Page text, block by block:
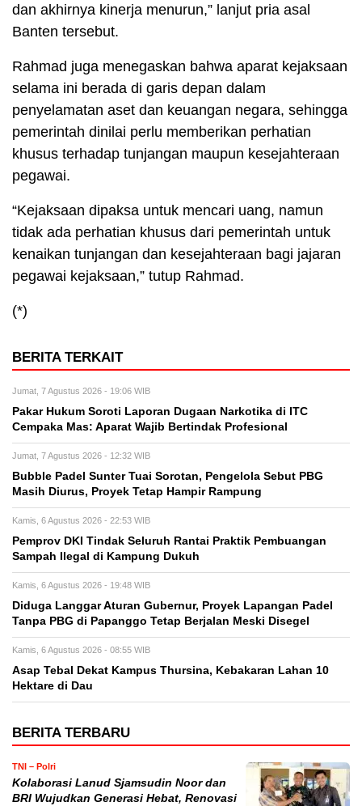
dan akhirnya kinerja menurun,” lanjut pria asal
Banten tersebut.
Rahmad juga menegaskan bahwa aparat kejaksaan
selama ini berada di garis depan dalam
penyelamatan aset dan keuangan negara, sehingga
pemerintah dinilai perlu memberikan perhatian
khusus terhadap tunjangan maupun kesejahteraan
pegawai.
“Kejaksaan dipaksa untuk mencari uang, namun
tidak ada perhatian khusus dari pemerintah untuk
kenaikan tunjangan dan kesejahteraan bagi jajaran
pegawai kejaksaan,” tutup Rahmad.
(*)
BERITA TERKAIT
Jumat, 7 Agustus 2026 - 19:06 WIB
Pakar Hukum Soroti Laporan Dugaan Narkotika di ITC
Cempaka Mas: Aparat Wajib Bertindak Profesional
Jumat, 7 Agustus 2026 - 12:32 WIB
Bubble Padel Sunter Tuai Sorotan, Pengelola Sebut PBG
Masih Diurus, Proyek Tetap Hampir Rampung
Kamis, 6 Agustus 2026 - 22:53 WIB
Pemprov DKI Tindak Seluruh Rantai Praktik Pembuangan
Sampah Ilegal di Kampung Dukuh
Kamis, 6 Agustus 2026 - 19:48 WIB
Diduga Langgar Aturan Gubernur, Proyek Lapangan Padel
Tanpa PBG di Papanggo Tetap Berjalan Meski Disegel
Kamis, 6 Agustus 2026 - 08:55 WIB
Asap Tebal Dekat Kampus Thursina, Kebakaran Lahan 10
Hektare di Dau
BERITA TERBARU
TNI – Polri
Kolaborasi Lanud Sjamsudin Noor dan
BRI Wujudkan Generasi Hebat, Renovasi